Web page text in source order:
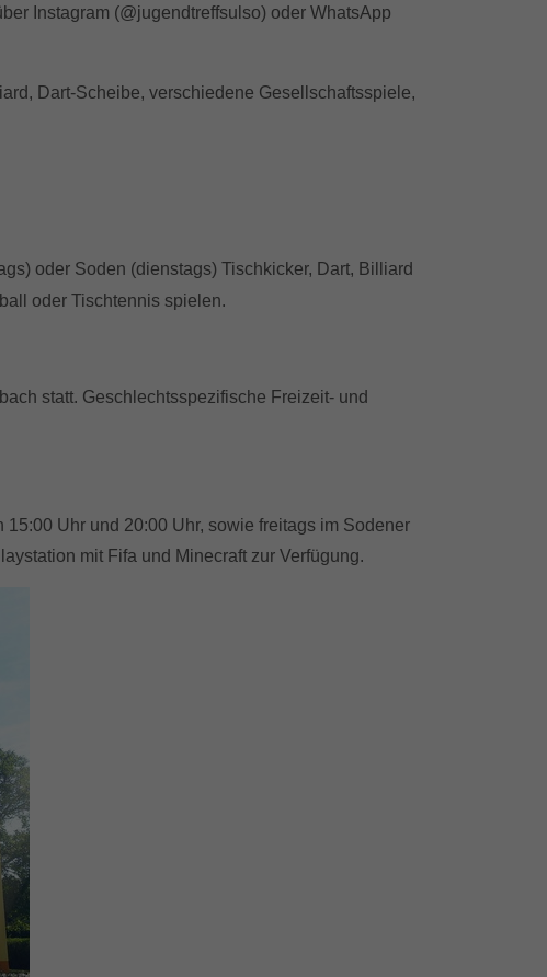
Instagram (@jugendtreffsulso) oder WhatsApp
Dart-Scheibe, verschiedene Gesellschaftsspiele,
oder Soden (dienstags) Tischkicker, Dart, Billiard
oder Tischtennis spielen.
statt. Geschlechtsspezifische Freizeit- und
Uhr und 20:00 Uhr, sowie freitags im Sodener
mit Fifa und Minecraft zur Verfügung.